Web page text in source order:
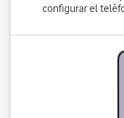
configurar el